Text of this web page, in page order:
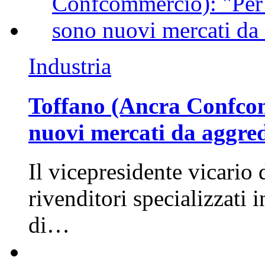
Industria
Toffano (Ancra
nuovi mercati da
Il vicepresidente vicario
rivenditori specializzati
di…